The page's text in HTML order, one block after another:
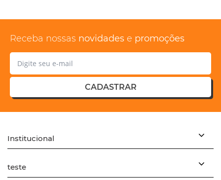
Receba nossas novidades e promoções
CADASTRAR
Institucional
teste